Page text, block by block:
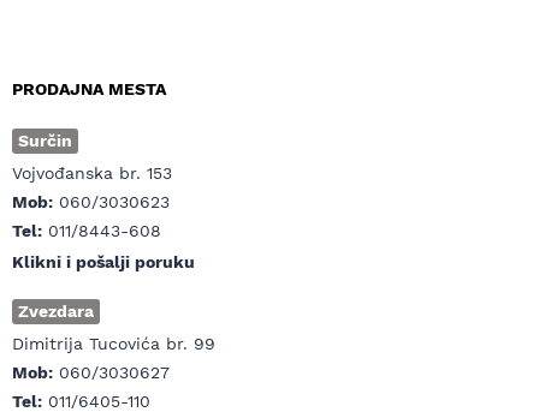
PRODAJNA MESTA
Surčin
Vojvođanska br. 153
Mob: 060/3030623
Tel: 011/8443-608
Klikni i pošalji poruku
Zvezdara
Dimitrija Tucovića br. 99
Mob: 060/3030627
Tel: 011/6405-110